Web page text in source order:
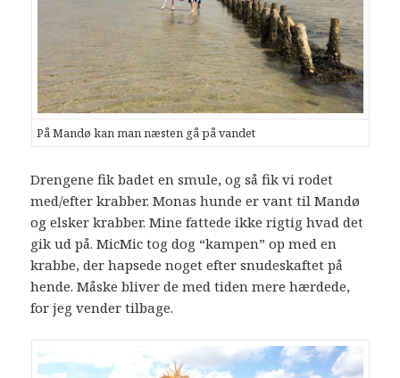
På Mandø kan man næsten gå på vandet
Drengene fik badet en smule, og så fik vi rodet
med/efter krabber. Monas hunde er vant til Mandø
og elsker krabber. Mine fattede ikke rigtig hvad det
gik ud på. MicMic tog dog “kampen” op med en
krabbe, der hapsede noget efter snudeskaftet på
hende. Måske bliver de med tiden mere hærdede,
for jeg vender tilbage.